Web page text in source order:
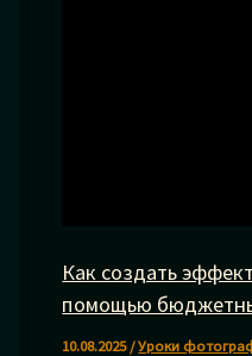
Как создать
помощью
10.08.2025/Уроки